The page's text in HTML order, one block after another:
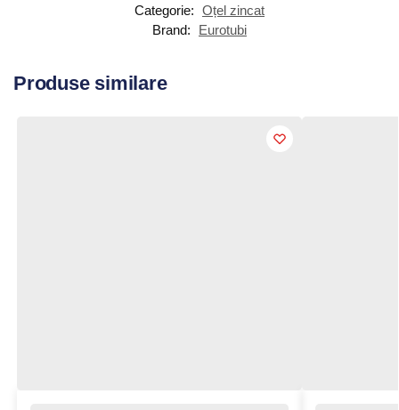
Categorie: Oțel zincat
Brand:
Eurotubi
Produse similare